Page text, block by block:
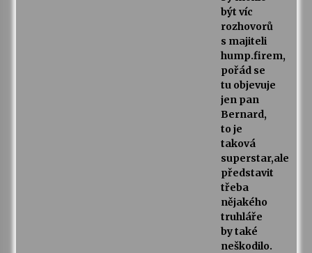
být víc
rozhovorů
s majiteli
hump.firem,
pořád se
tu objevuje
jen pan
Bernard,
to je
taková
superstar,ale
představit
třeba
nějakého
truhláře
by také
neškodilo.